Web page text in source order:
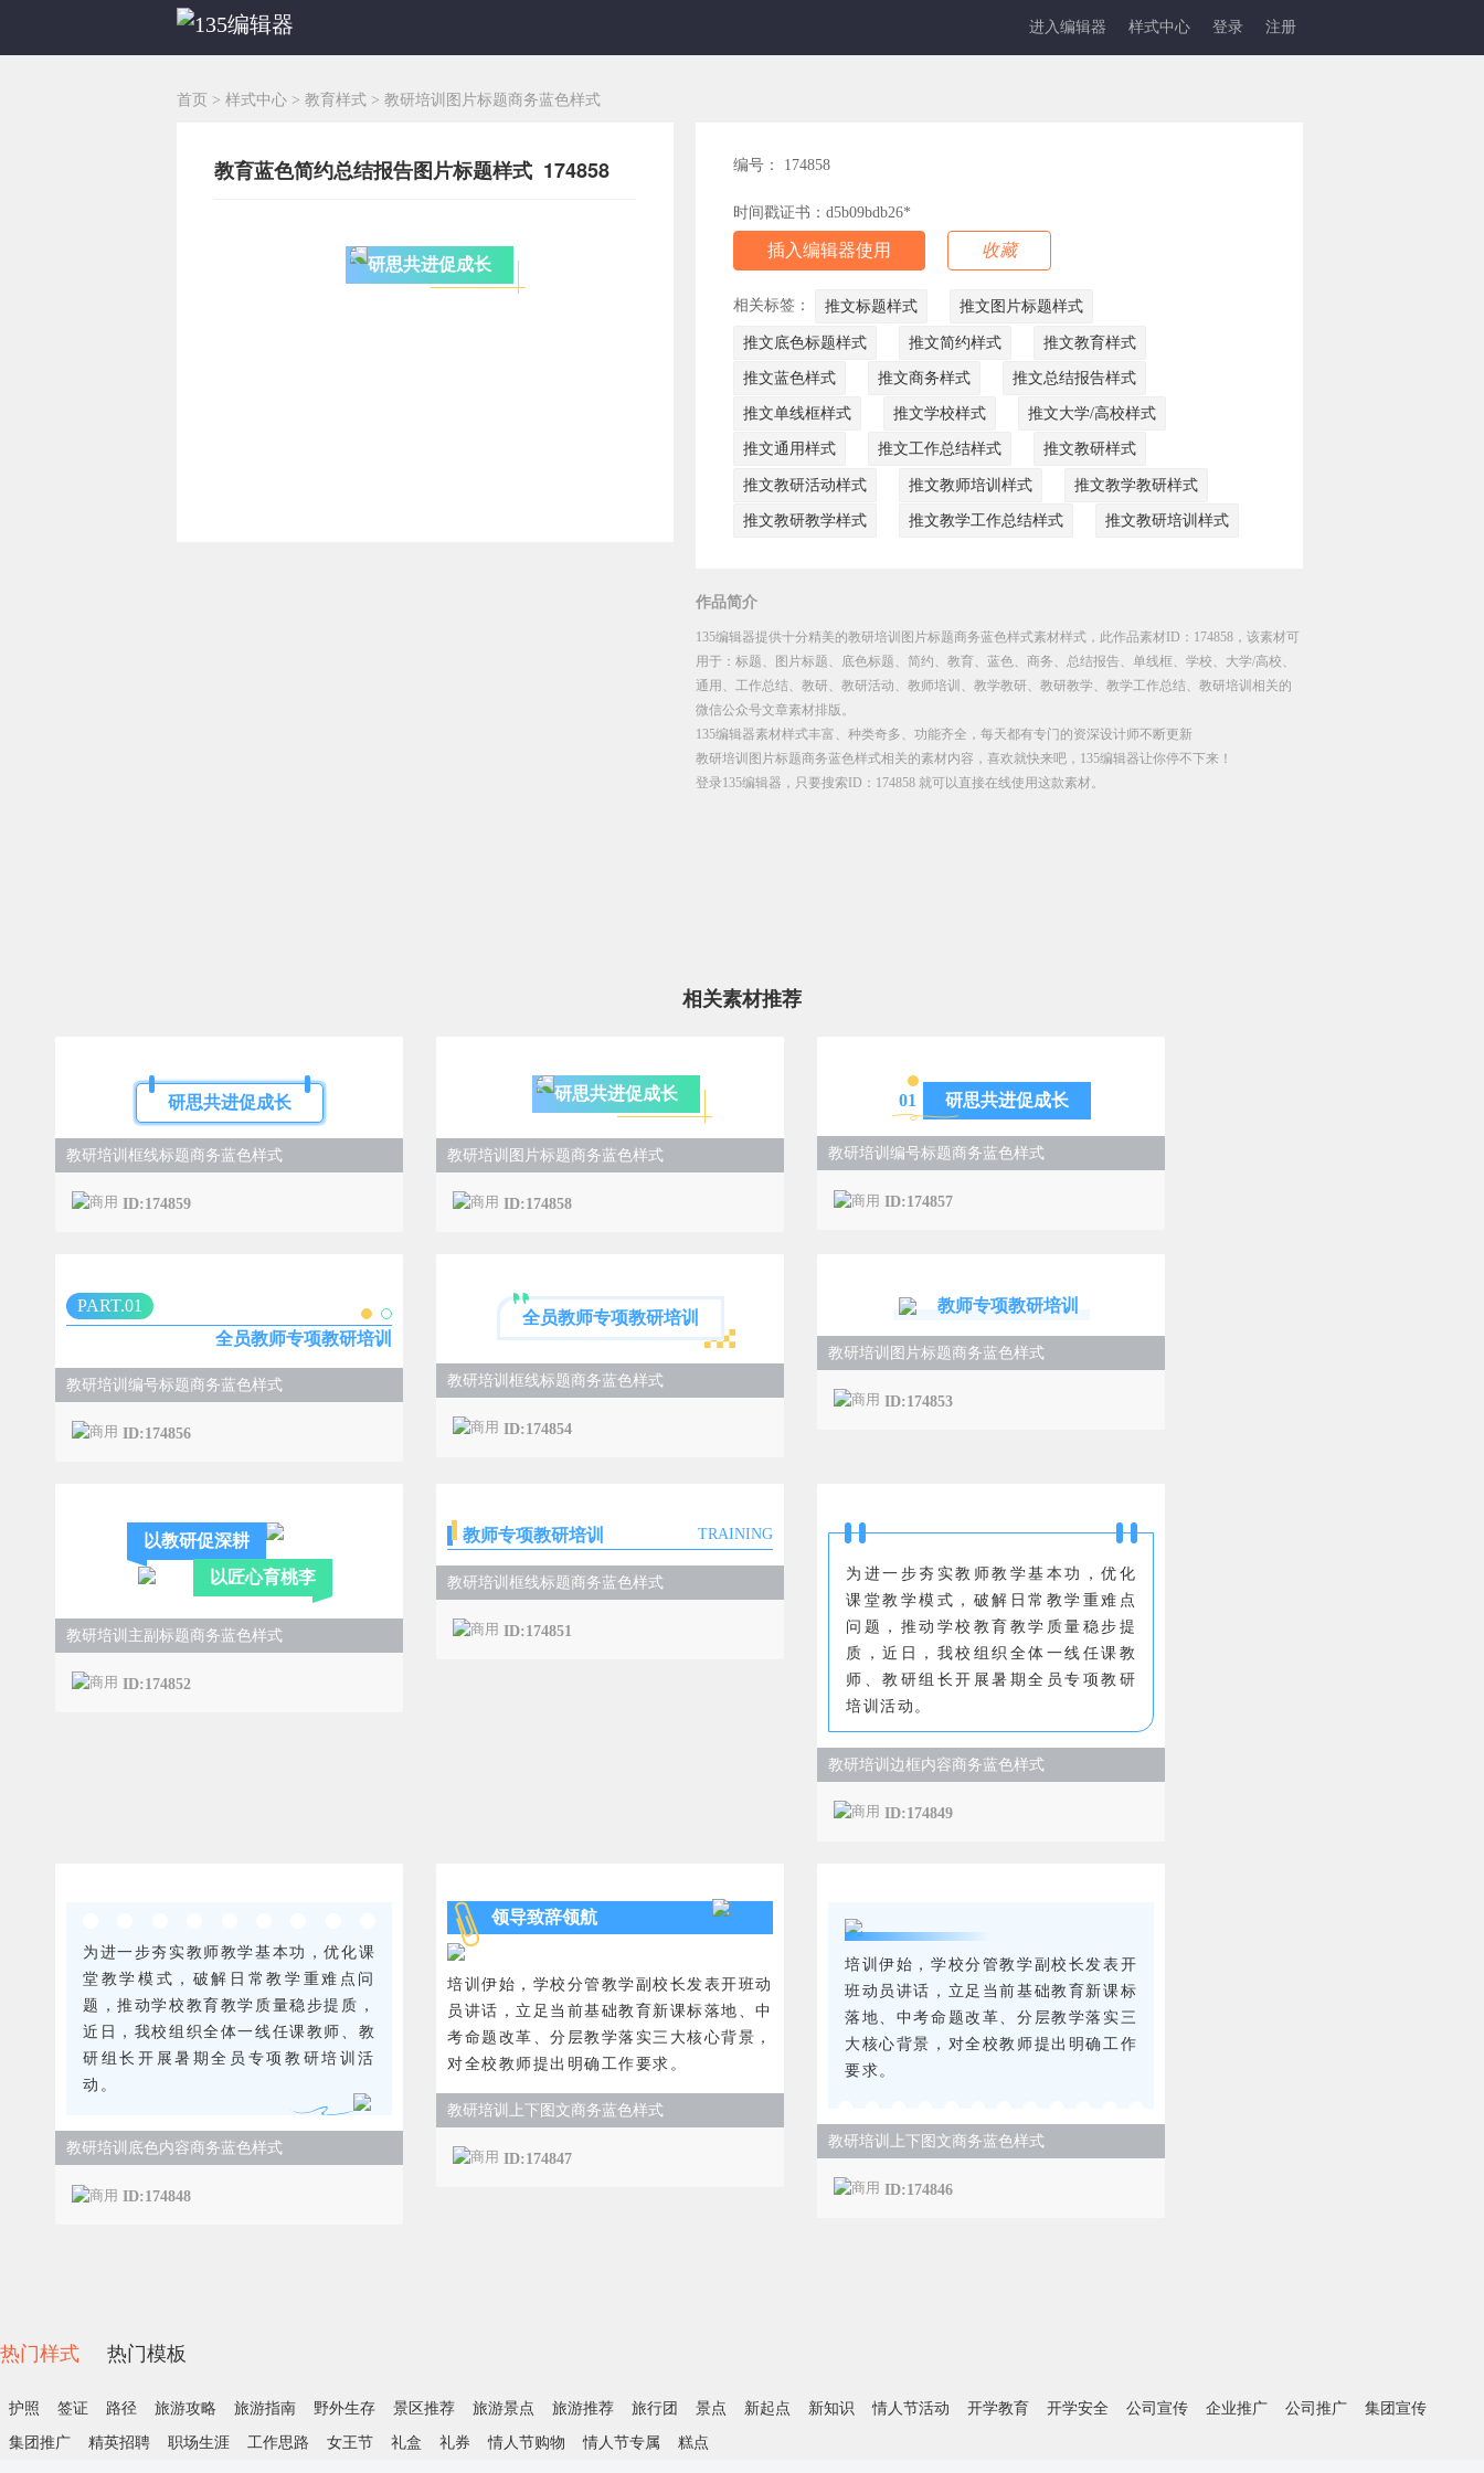
进入编辑器 样式中心 登录 注册
首页 > 样式中心 > 教育样式 > 教研培训图片标题商务蓝色样式
教育蓝色简约总结报告图片标题样式 174858
研思共进促成长
编号： 174858
时间戳证书：d5b09bdb26*
插入编辑器使用 收藏
相关标签： 推文标题样式 推文图片标题样式
推文底色标题样式 推文简约样式 推文教育样式
推文蓝色样式 推文商务样式 推文总结报告样式
推文单线框样式 推文学校样式 推文大学/高校样式
推文通用样式 推文工作总结样式 推文教研样式
推文教研活动样式 推文教师培训样式 推文教学教研样式
推文教研教学样式 推文教学工作总结样式 推文教研培训样式
作品简介
135编辑器提供十分精美的教研培训图片标题商务蓝色样式素材样式，此作品素材ID：174858，该素材可
用于：标题、图片标题、底色标题、简约、教育、蓝色、商务、总结报告、单线框、学校、大学/高校、
通用、工作总结、教研、教研活动、教师培训、教学教研、教研教学、教学工作总结、教研培训相关的
微信公众号文章素材排版。
135编辑器素材样式丰富、种类奇多、功能齐全，每天都有专门的资深设计师不断更新
教研培训图片标题商务蓝色样式相关的素材内容，喜欢就快来吧，135编辑器让你停不下来！
登录135编辑器，只要搜索ID：174858 就可以直接在线使用这款素材。
相关素材推荐
研思共进促成长
教研培训框线标题商务蓝色样式
ID:174859
研思共进促成长
教研培训图片标题商务蓝色样式
ID:174858
01 研思共进促成长
教研培训编号标题商务蓝色样式
ID:174857
PART.01
全员教师专项教研培训
教研培训编号标题商务蓝色样式
ID:174856
全员教师专项教研培训
教研培训框线标题商务蓝色样式
ID:174854
教师专项教研培训
教研培训图片标题商务蓝色样式
ID:174853
以教研促深耕
以匠心育桃李
教研培训主副标题商务蓝色样式
ID:174852
教师专项教研培训 TRAINING
教研培训框线标题商务蓝色样式
ID:174851
为进一步夯实教师教学基本功，优化
课堂教学模式，破解日常教学重难点
问题，推动学校教育教学质量稳步提
质，近日，我校组织全体一线任课教
师、教研组长开展暑期全员专项教研
培训活动。
教研培训边框内容商务蓝色样式
ID:174849
为进一步夯实教师教学基本功，优化课
堂教学模式，破解日常教学重难点问
题，推动学校教育教学质量稳步提质，
近日，我校组织全体一线任课教师、教
研组长开展暑期全员专项教研培训活
动。
教研培训底色内容商务蓝色样式
ID:174848
领导致辞领航
培训伊始，学校分管教学副校长发表开班动
员讲话，立足当前基础教育新课标落地、中
考命题改革、分层教学落实三大核心背景，
对全校教师提出明确工作要求。
教研培训上下图文商务蓝色样式
ID:174847
培训伊始，学校分管教学副校长发表开
班动员讲话，立足当前基础教育新课标
落地、中考命题改革、分层教学落实三
大核心背景，对全校教师提出明确工作
要求。
教研培训上下图文商务蓝色样式
ID:174846
热门样式 热门模板
护照 签证 路径 旅游攻略 旅游指南 野外生存 景区推荐 旅游景点 旅游推荐 旅行团 景点 新起点 新知识 情人节活动 开学教育 开学安全 公司宣传 企业推广 公司推广 集团宣传
集团推广 精英招聘 职场生涯 工作思路 女王节 礼盒 礼券 情人节购物 情人节专属 糕点